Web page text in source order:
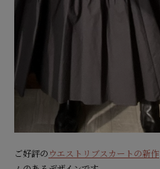
ご好評のウエストリブスカートの新作